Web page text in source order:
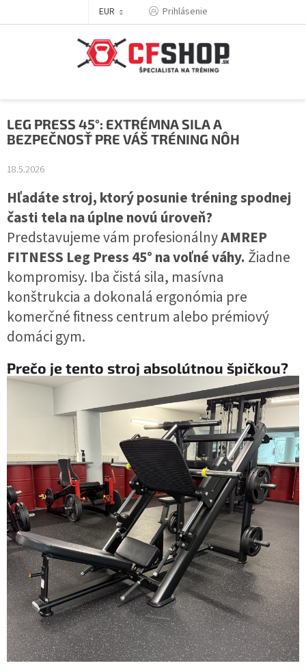
EUR Prihlásenie
LEG PRESS 45°: EXTRÉMNA SILA A
BEZPEČNOSŤ PRE VÁŠ TRÉNING NÔH
18.5.2026
Hľadáte stroj, ktorý posunie tréning spodnej
časti tela na úplne novú úroveň?
Predstavujeme vám profesionálnyAMREP
FITNESS Leg Press 45° na voľné váhy. Žiadne
kompromisy. Iba čistá sila, masívna
konštrukcia a dokonalá ergonómia pre
komerčné fitness centrum alebo prémiový
domáci gym.
Prečo je tento stroj absolútnou špičkou?